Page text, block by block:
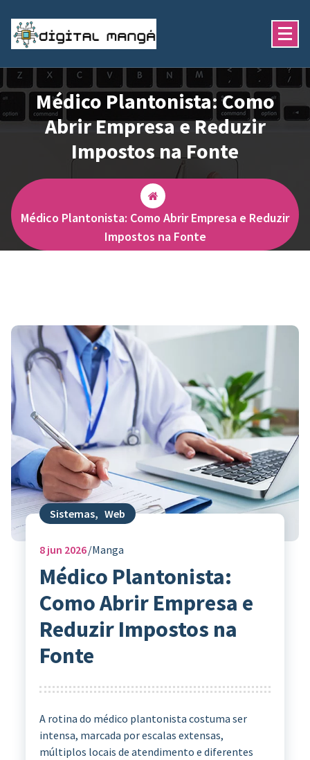
para
Médico Plantonista: Como
Abrir Empresa e Reduzir
Impostos na Fonte
Médico Plantonista: Como Abrir Empresa e Reduzir
Impostos na Fonte
Sistemas, Web
8jun 2026 Manga
Médico Plantonista:
Como Abrir Empresa e
Reduzir Impostos na
Fonte
A rotina do médico plantonista costuma ser
intensa, marcada por escalas extensas,
múltiplos locais de atendimento e diferentes